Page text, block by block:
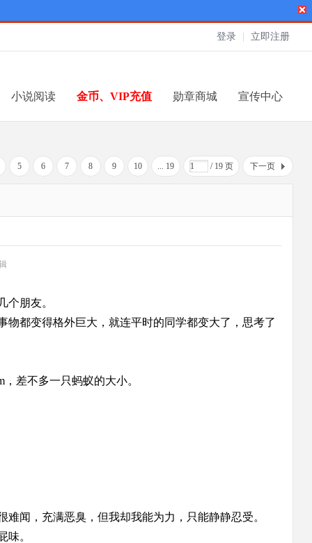
登录 立即注册
小说阅读 金币、VIP充值 勋章商城 宣传中心
5 6 7 8 9 10 ... 19 / 19 页 下一页
个朋友。
都变得格外巨大，就连平时的同学都变大了，思考了
，差不多一只蚂蚁的大小。
闻，充满恶臭，但我却我能为力，只能静静忍受。
味。